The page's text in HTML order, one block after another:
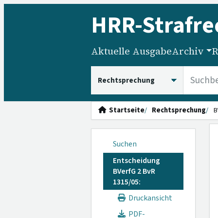
HRR-
Aktuelle AusgabeArchiv
Startseite Rechtsprechung
Suchen
Entscheidung
BVerfG 2 BvR
1315/05:
Druckansicht
PDF-